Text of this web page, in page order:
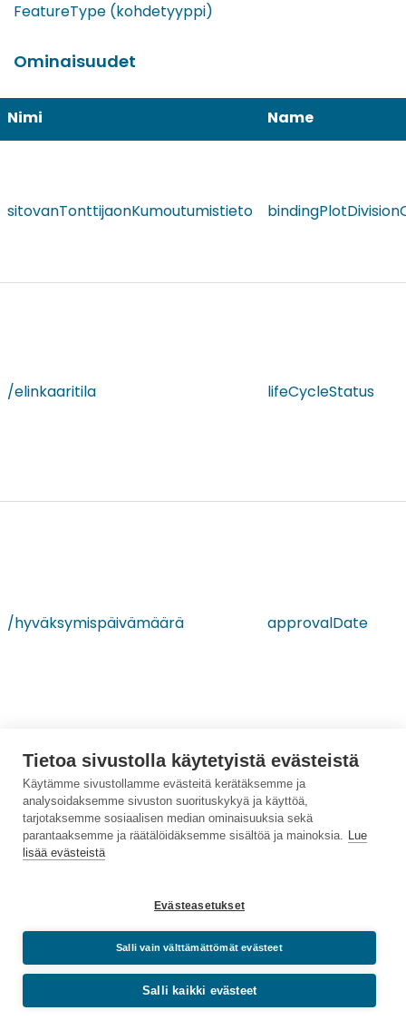
Tietoa sivustolla käytetyistä evästeistä
Käytämme sivustollamme evästeitä kerätäksemme ja
analysoidaksemme sivuston suorituskykyä ja käyttöä,
tarjotaksemme sosiaalisen median ominaisuuksia sekä
parantaaksemme ja räätälöidäksemme sisältöä ja mainoksia. Lue
lisää evästeistä
Evästeasetukset
Salli vain välttämättömät evästeet
Salli kaikki evästeet
FeatureType (kohdetyyppi)
Ominaisuudet
Nimi Name
sitovanTonttijaonKumoutumistieto
/elinkaaritila lifeCycleStatus
/hyväksymispäivämäärä approvalDate
voimassaoloAika periodOfValidity